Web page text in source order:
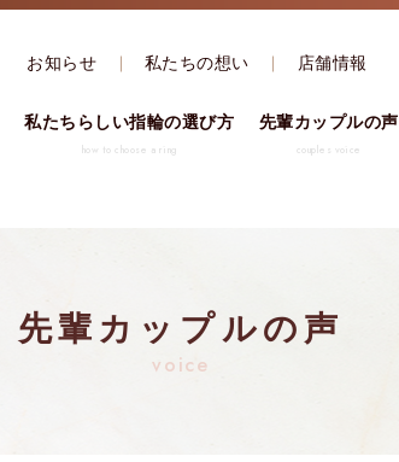
お知らせ 私たちの想い 店舗情報
私たちらしい指輪の選び方
how to choose a ring
先輩カップルの声
couples voice
先輩カップルの声
voice